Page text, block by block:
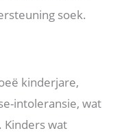
soek.
kinderjare,
intoleransie, wat
wat